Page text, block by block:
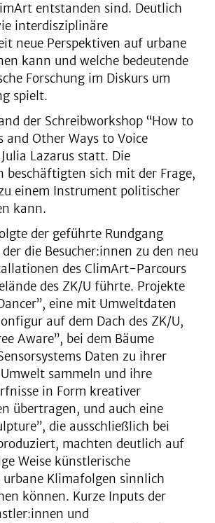
entstanden sind. Deutlich
interdisziplinäre
neue Perspektiven auf urbane
kann und welche bedeutende
Forschung im Diskurs um
spielt.
der Schreibworkshop “How to
and Other Ways to Voice
Lazarus statt. Die
beschäftigten sich mit der Frage,
einem Instrument politischer
kann.
der geführte Rundgang
die Besucher:innen zu den neu
des ClimArt-Parcours
des ZK/U führte. Projekte
eine mit Umweltdaten
auf dem Dach des ZK/U,
Aware”, bei dem Bäume
Daten zu ihrer
sammeln und ihre
in Form kreativer
übertragen, und auch eine
die ausschließlich bei
machten deutlich auf
Weise künstlerische
Klimafolgen sinnlich
können. Kurze Inputs der
und